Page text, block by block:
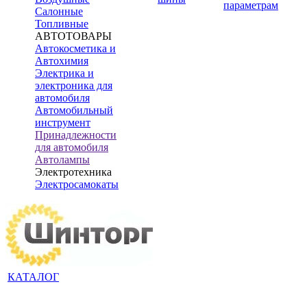
Салонные
Топливные
АВТОТОВАРЫ
Автокосметика и
Автохимия
Электрика и
электроника для
автомобиля
Автомобильный
инструмент
Принадлежности
для автомобиля
Автолампы
Электротехника
Электросамокаты
параметрам
КАТАЛОГ